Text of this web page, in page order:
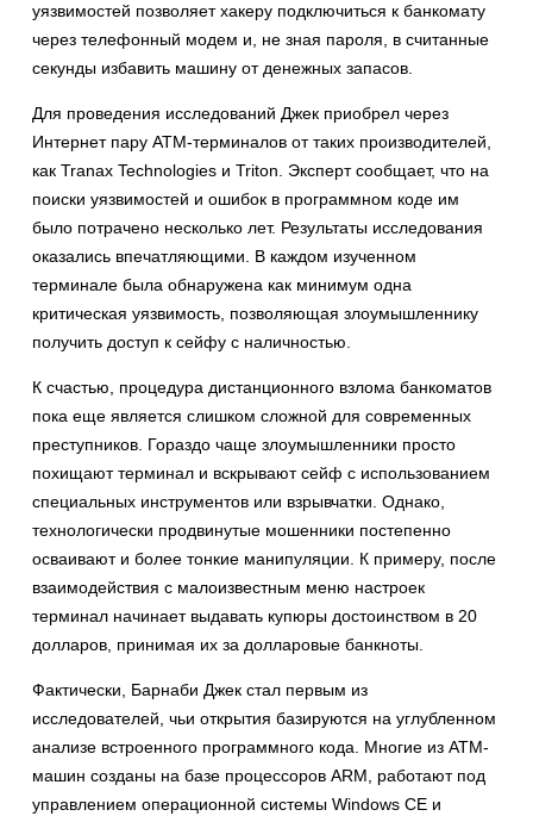
уязвимостей позволяет хакеру подключиться к банкомату
через телефонный модем и, не зная пароля, в считанные
секунды избавить машину от денежных запасов.
Для проведения исследований Джек приобрел через
Интернет пару ATM-терминалов от таких производителей,
как Tranax Technologies и Triton. Эксперт сообщает, что на
поиски уязвимостей и ошибок в программном коде им
было потрачено несколько лет. Результаты исследования
оказались впечатляющими. В каждом изученном
терминале была обнаружена как минимум одна
критическая уязвимость, позволяющая злоумышленнику
получить доступ к сейфу с наличностью.
К счастью, процедура дистанционного взлома банкоматов
пока еще является слишком сложной для современных
преступников. Гораздо чаще злоумышленники просто
похищают терминал и вскрывают сейф с использованием
специальных инструментов или взрывчатки. Однако,
технологически продвинутые мошенники постепенно
осваивают и более тонкие манипуляции. К примеру, после
взаимодействия с малоизвестным меню настроек
терминал начинает выдавать купюры достоинством в 20
долларов, принимая их за долларовые банкноты.
Фактически, Барнаби Джек стал первым из
исследователей, чьи открытия базируются на углубленном
анализе встроенного программного кода. Многие из ATM-
машин созданы на базе процессоров ARM, работают под
управлением операционной системы Windows CE и